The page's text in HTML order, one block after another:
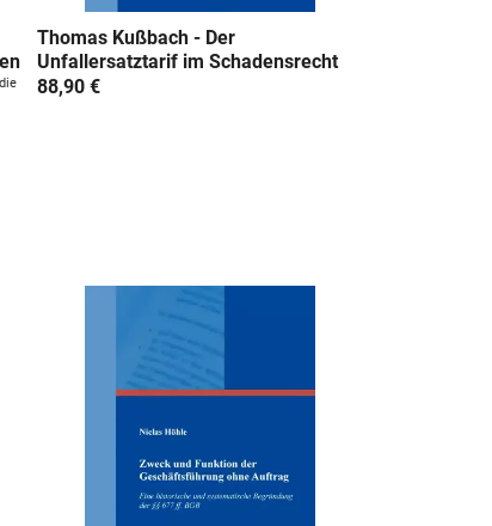
Thomas Kußbach - Der
Unfallersatztarif im Schadensrecht
88,90 €